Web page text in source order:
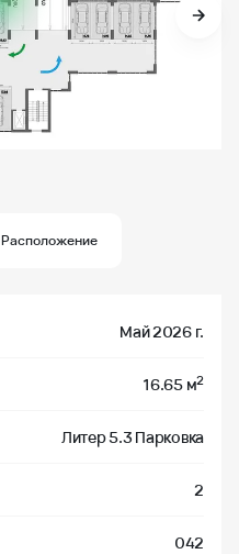
Расположение
Май 2026 г.
16.65 м2
Литер 5.3 Парковка
2
042